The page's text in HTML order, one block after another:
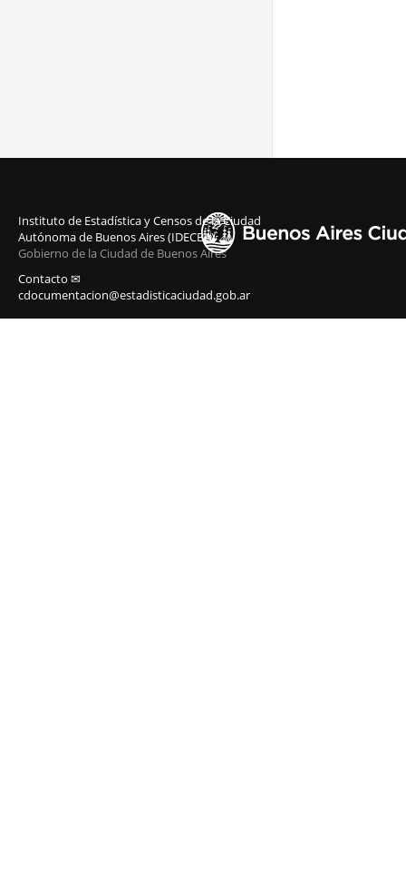
Instituto de Estadística y Censos de la Ciudad
Autónoma de Buenos Aires (IDECBA)
Gobierno de la Ciudad de Buenos Aires
Contacto ✉
cdocumentacion@estadisticaciudad.gob.ar